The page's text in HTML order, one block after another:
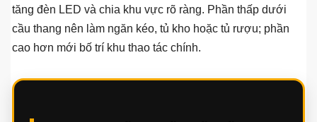
nhựa hoặc gỗ tự nhiên tùy ngân sách và phong cách.
Bếp dưới gầm cầu thang có bị bí mùi không?
vậy, nên lắp máy hút mùi, quạt thông gió, bố trí khe thoáng